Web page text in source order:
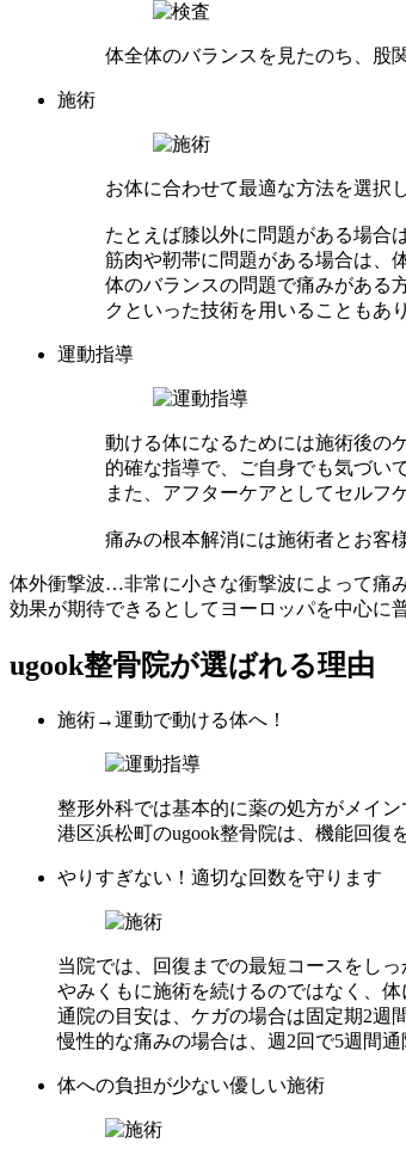
体全体のバランスを見たのち、股
施術
お体に合わせて最適な方法を選択
たとえば膝以外に問題がある場合
筋肉や靭帯に問題がある場合は、
体のバランスの問題で痛みがある
クといった技術を用いることもあ
運動指導
動ける体になるためには施術後の
的確な指導で、ご自身でも気づい
また、アフターケアとしてセルフ
痛みの根本解消には施術者とお客
体外衝撃波…非常に小さな衝撃波によって痛
効果が期待できるとしてヨーロッパを中心に
ugook整骨院が選ばれる理由
施術→運動で動ける体へ！
整形外科では基本的に薬の処方がメイ
港区浜松町のugook整骨院は、機能回復
やりすぎない！適切な回数を守ります
当院では、回復までの最短コースをしっ
やみくもに施術を続けるのではなく、
通院の目安は、ケガの場合は固定期2週
慢性的な痛みの場合は、週2回で5週間
体への負担が少ない優しい施術